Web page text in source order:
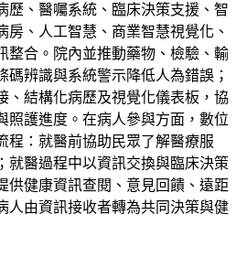
歷、醫囑系統、臨床決策支援、智
房、人工智慧、商業智慧視覺化、
整合。院內並推動藥物、檢驗、輸
碼辨識與系統警示降低人為錯誤；
、結構化病歷及視覺化儀表板，協
照護進度。在病人參與方面，數位
程：就醫前協助民眾了解醫療服
就醫過程中以資訊交換與臨床決策
供健康資訊查閱、意見回饋、遠距
人由資訊接收者轉為共同決策與健